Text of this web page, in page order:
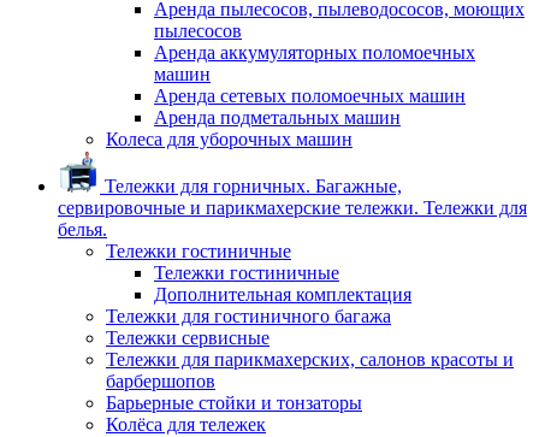
Аренда пылесосов, пылеводососов, моющих
пылесосов
Аренда аккумуляторных поломоечных
машин
Аренда сетевых поломоечных машин
Аренда подметальных машин
Колеса для уборочных машин
Тележки для горничных. Багажные,
сервировочные и парикмахерские тележки. Тележки для
белья.
Тележки гостиничные
Тележки гостиничные
Дополнительная комплектация
Тележки для гостиничного багажа
Тележки сервисные
Тележки для парикмахерских, салонов красоты и
барбершопов
Барьерные стойки и тонзаторы
Колёса для тележек